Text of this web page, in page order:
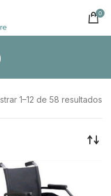
0
1–12 de 58 resultados